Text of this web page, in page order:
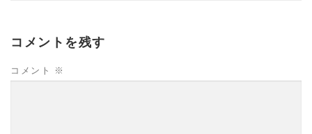
コメントを残す
コメント ※